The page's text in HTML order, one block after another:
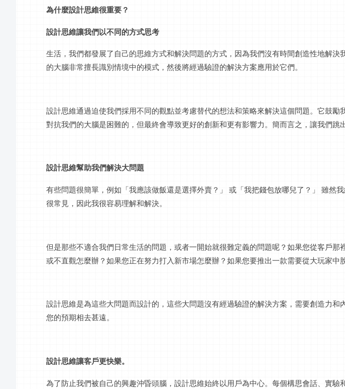
為什麼設計思維很重要？
設計思維讓我們以不同的方式思考
生活，我們都發展了自己的思維方式和解決問題的方式，因為我們沒有時間創造性地解決
的大腦非常擅長識別情境中的模式，然後將經過驗證的解決方案應用於它們。
設計思維通過迫使我們採用不同的觀點並考慮替代的想法和策略來解決這個問題。它鼓勵
對抗我們的大腦是困難的，但最終會導致更好的創新和更有影響力。簡而言之，讓我們跳
設計思維幫助我們解決大問題
有些問題很簡單，例如「我應該做飯還是選擇外賣？」
或「我把錢包放哪兒了？」 雖然
很常見，因此我很容易理解和解決。
但是那些不適合我們日常生活的問題，或者一開始就很難定義的問題呢？如果您從客戶那
或不直觀怎麼辦？如果您正在努力打入新市場怎麼辦？如果您要推出一款需要從大玩家中
設計思維是為這些大問題而設計的，這些大問題沒有經過驗證的解決方案，需要創造力和
您的預期相去甚遠。
設計思維讓客戶更快樂。
為了防止我們被自己的興趣沖昏頭腦，設計思維始終以用戶為中心。每個構思會話、實驗